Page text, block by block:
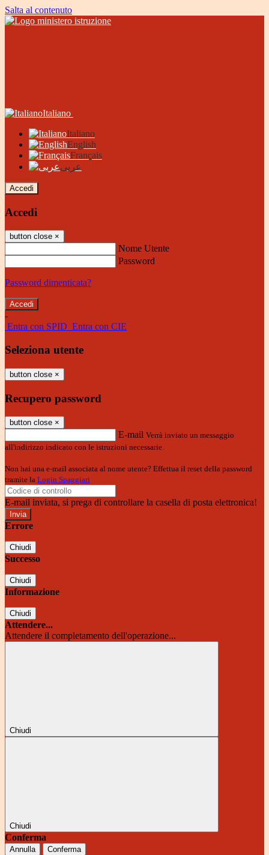
Salta al contenuto
Italiano
Italiano
English
Français
عربى
Accedi
Accedi
button close ×
Nome Utente
Password
Password dimenticata?
-
Entra con SPID Entra con CIE
Seleziona utente
button close ×
Recupero password
button close ×
E-mail Verrà inviato un messaggio
all'indirizzo indicato con le istruzioni necessarie.
Non hai una e-mail associata al nome utente? Effettua il reset della password
tramite la Login Spaggiari
E-mail inviata, si prega di controllare la casella di posta elettronica!
Errore
Chiudi
Successo
Chiudi
Informazione
Chiudi
Attendere...
Attendere il completamento dell'operazione...
Chiudi
Chiudi
Conferma
Annulla Conferma